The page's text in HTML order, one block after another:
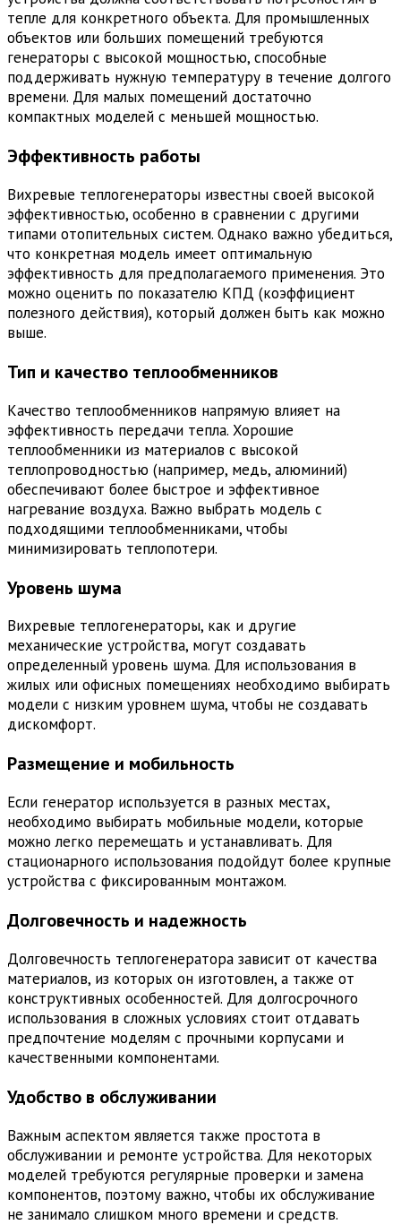
тепле для конкретного объекта. Для промышленных
объектов или больших помещений требуются
генераторы с высокой мощностью, способные
поддерживать нужную температуру в течение долгого
времени. Для малых помещений достаточно
компактных моделей с меньшей мощностью.
Эффективность работы
Вихревые теплогенераторы известны своей высокой
эффективностью, особенно в сравнении с другими
типами отопительных систем. Однако важно убедиться,
что конкретная модель имеет оптимальную
эффективность для предполагаемого применения. Это
можно оценить по показателю КПД (коэффициент
полезного действия), который должен быть как можно
выше.
Тип и качество теплообменников
Качество теплообменников напрямую влияет на
эффективность передачи тепла. Хорошие
теплообменники из материалов с высокой
теплопроводностью (например, медь, алюминий)
обеспечивают более быстрое и эффективное
нагревание воздуха. Важно выбрать модель с
подходящими теплообменниками, чтобы
минимизировать теплопотери.
Уровень шума
Вихревые теплогенераторы, как и другие
механические устройства, могут создавать
определенный уровень шума. Для использования в
жилых или офисных помещениях необходимо выбирать
модели с низким уровнем шума, чтобы не создавать
дискомфорт.
Размещение и мобильность
Если генератор используется в разных местах,
необходимо выбирать мобильные модели, которые
можно легко перемещать и устанавливать. Для
стационарного использования подойдут более крупные
устройства с фиксированным монтажом.
Долговечность и надежность
Долговечность теплогенератора зависит от качества
материалов, из которых он изготовлен, а также от
конструктивных особенностей. Для долгосрочного
использования в сложных условиях стоит отдавать
предпочтение моделям с прочными корпусами и
качественными компонентами.
Удобство в обслуживании
Важным аспектом является также простота в
обслуживании и ремонте устройства. Для некоторых
моделей требуются регулярные проверки и замена
компонентов, поэтому важно, чтобы их обслуживание
не занимало слишком много времени и средств.